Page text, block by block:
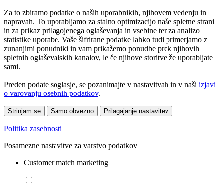
Za to zbiramo podatke o naših uporabnikih, njihovem vedenju in
napravah. To uporabljamo za stalno optimizacijo naše spletne strani
in za prikaz prilagojenega oglaševanja in vsebine ter za analizo
statistike uporabe. Vaše šifrirane podatke lahko tudi primerjamo z
zunanjimi ponudniki in vam prikažemo ponudbe prek njihovih
spletnih oglaševalskih kanalov, le če njihove storitve že uporabljate
sami.
Preden podate soglasje, se pozanimajte v nastavitvah in v naši izjavi
o varovanju osebnih podatkov.
Strinjam se Samo obvezno Prilagajanje nastavitev
Politika zasebnosti
Posamezne nastavitve za varstvo podatkov
Customer match marketing